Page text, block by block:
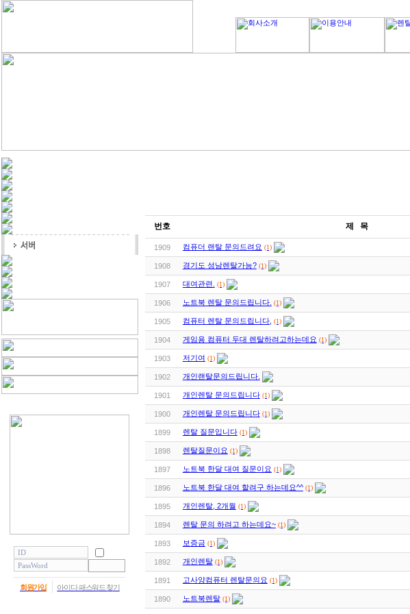
회원가입 아이디·패스워드 찾기
번호 제 목
1909 컴퓨더 랜탈 문의드려요 (1)
1908 경기도 성남렌탈가능? (1)
1907 대여관련. (1)
1906 노트북 렌탈 문의드립니다. (1)
1905 컴퓨터 렌탈 문의드립니다, (1)
1904 게임용 컴퓨터 두대 렌탈하려고하는데요 (1)
1903 저기여 (1)
1902 개인랜탈문의드립니다.
1901 개인렌탈 문의드립니다 (1)
1900 개인렌탈 문의드립니다 (1)
1899 렌탈 질문입니다 (1)
1898 렌탈질문이요 (1)
1897 노트북 한달 대여 질문이요 (1)
1896 노트북 한달 대여 할려구 하는데요^^ (1)
1895 개인렌탈, 2개월 (1)
1894 렌탈 문의 하려고 하는데요~ (1)
1893 보증금 (1)
1892 개인렌탈 (1)
1891 고사양컴퓨터 렌탈문의요 (1)
1890 노트북렌탈 (1)